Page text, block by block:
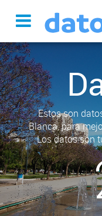
Estos son
Blanca, para
Los datos son